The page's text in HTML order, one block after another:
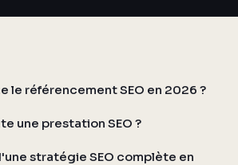
le référencement SEO en 2026 ?
une prestation SEO ?
stratégie SEO complète en